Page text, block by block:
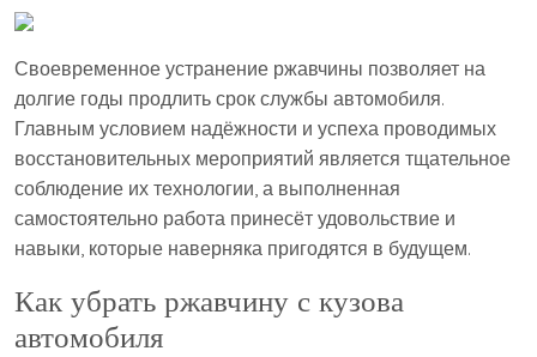
Своевременное устранение ржавчины позволяет на
долгие годы продлить срок службы автомобиля.
Главным условием надёжности и успеха проводимых
восстановительных мероприятий является тщательное
соблюдение их технологии, а выполненная
самостоятельно работа принесёт удовольствие и
навыки, которые наверняка пригодятся в будущем.
Как убрать ржавчину с кузова
автомобиля